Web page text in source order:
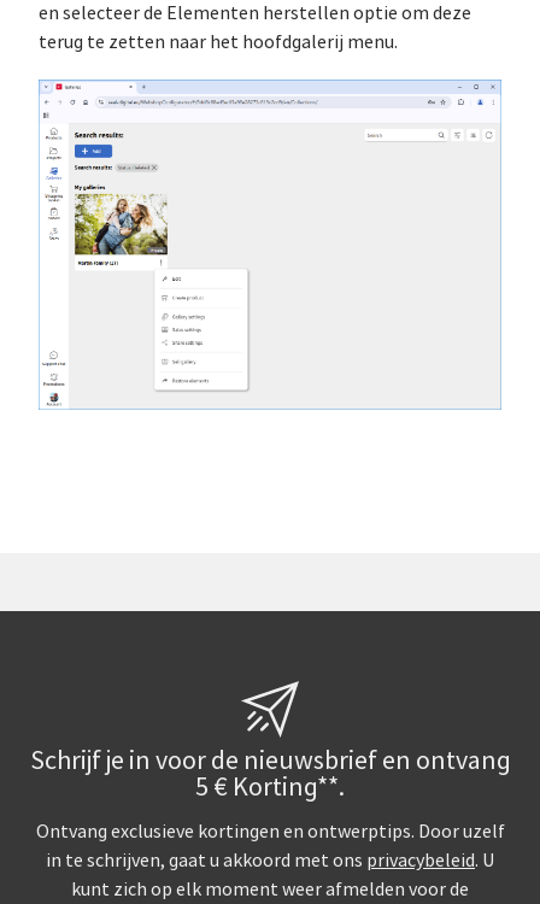
en selecteer de Elementen herstellen optie om deze
terug te zetten naar het hoofdgalerij menu.
Schrijf je in voor de nieuwsbrief en ontvang
5 € Korting**.
Ontvang exclusieve kortingen en ontwerptips. Door uzelf
in te schrijven, gaat u akkoord met ons privacybeleid. U
kunt zich op elk moment weer afmelden voor de